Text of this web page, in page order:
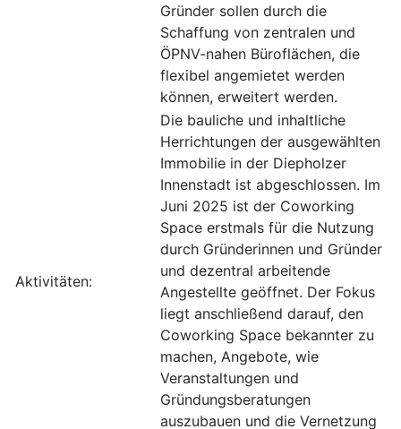
Gründer sollen durch die
Schaffung von zentralen und
ÖPNV-nahen Büroflächen, die
flexibel angemietet werden
können, erweitert werden.
Aktivitäten:
Die bauliche und inhaltliche
Herrichtungen der ausgewählten
Immobilie in der Diepholzer
Innenstadt ist abgeschlossen. Im
Juni 2025 ist der Coworking
Space erstmals für die Nutzung
durch Gründerinnen und Gründer
und dezentral arbeitende
Angestellte geöffnet. Der Fokus
liegt anschließend darauf, den
Coworking Space bekannter zu
machen, Angebote, wie
Veranstaltungen und
Gründungsberatungen
auszubauen und die Vernetzung